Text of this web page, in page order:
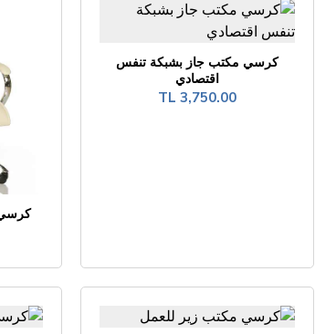
كرسي مكتب جاز بشبكة تنفس
اقتصادي
3,750.00 TL